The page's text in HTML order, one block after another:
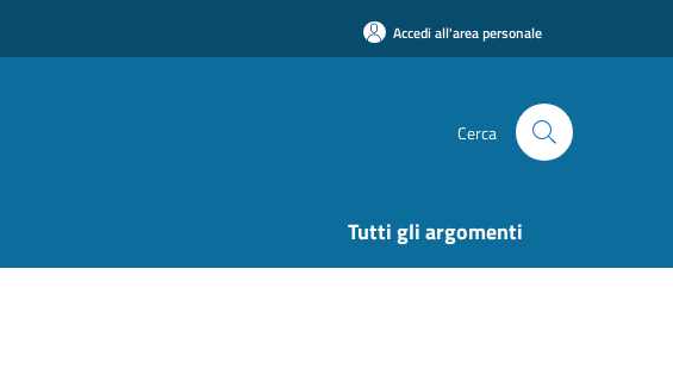
Accedi all'area personale
Cerca
Tutti gli argomenti